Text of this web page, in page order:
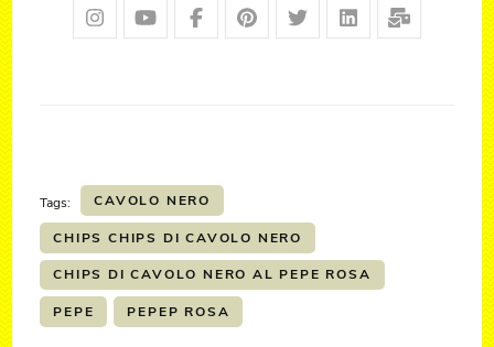
Tags: CAVOLO NERO
CHIPS CHIPS DI CAVOLO NERO
CHIPS DI CAVOLO NERO AL PEPE ROSA
PEPE PEPEP ROSA